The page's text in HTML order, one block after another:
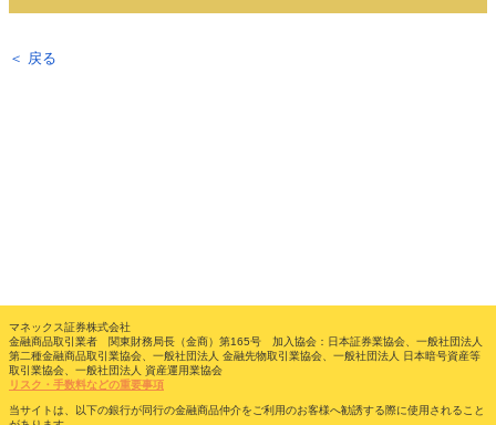
＜ 戻る
マネックス証券株式会社
金融商品取引業者 関東財務局長（金商）第165号 加入協会：日本証券業協会、一般社団法人
第二種金融商品取引業協会、一般社団法人 金融先物取引業協会、一般社団法人 日本暗号資産等
取引業協会、一般社団法人 資産運用業協会
リスク・手数料などの重要事項
当サイトは、以下の銀行が同行の金融商品仲介をご利用のお客様へ勧誘する際に使用されること